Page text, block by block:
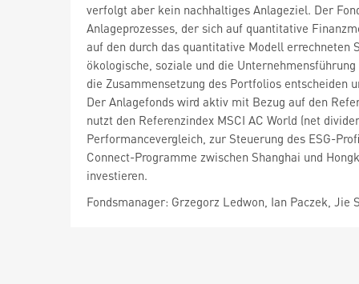
verfolgt aber kein nachhaltiges Anlageziel. Der
Anlageprozesses, der sich auf quantitative
auf den durch das quantitative Modell
ökologische, soziale und die
die Zusammensetzung des Portfolios entscheiden
Der Anlagefonds wird aktiv mit Bezug auf den
nutzt den Referenzindex MSCI AC World (net
Performancevergleich, zur Steuerung des ESG-
Connect-Programme zwischen Shanghai und
investieren.
Fondsmanager: Grzegorz Ledwon, Ian Paczek, Jie